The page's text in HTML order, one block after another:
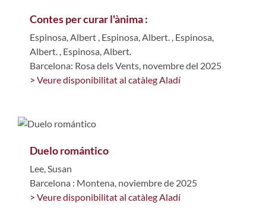
Contes per curar l'ànima :
Espinosa, Albert Espinosa, Albert.
Espinosa,
Albert.
Espinosa, Albert.
Barcelona: Rosa dels Vents, novembre del 2025
> Veure disponibilitat al catàleg Aladí
Duelo romántico
Lee, Susan
Barcelona : Montena, noviembre de 2025
> Veure disponibilitat al catàleg Aladí